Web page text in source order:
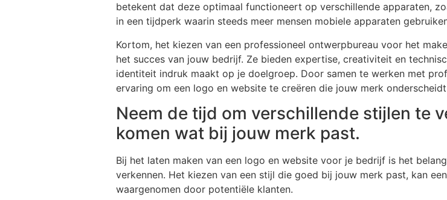
betekent dat deze optimaal functioneert op verschillende apparaten,
in een tijdperk waarin steeds meer mensen mobiele apparaten
Kortom, het kiezen van een professioneel ontwerpbureau voor het
het succes van jouw bedrijf. Ze bieden expertise, creativiteit en
identiteit indruk maakt op je doelgroep. Door samen te werken met
ervaring om een logo en website te creëren die jouw merk
Neem de tijd om verschillende stijlen te
komen wat bij jouw merk past.
Bij het laten maken van een logo en website voor je bedrijf is het
verkennen. Het kiezen van een stijl die goed bij jouw merk past, kan
waargenomen door potentiële klanten.